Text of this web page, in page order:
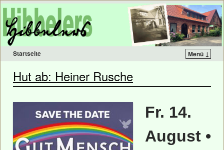
Startseite Menü ↓
Hut ab: Heiner Rusche
Fr. 14.
August •